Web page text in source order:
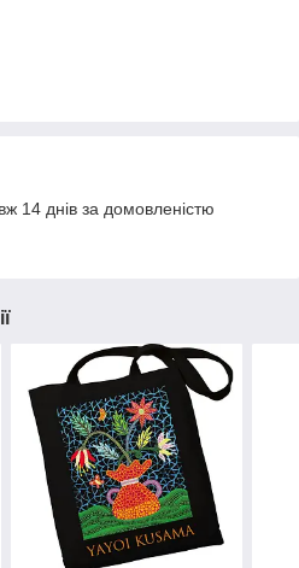
14 днів за домовленістю